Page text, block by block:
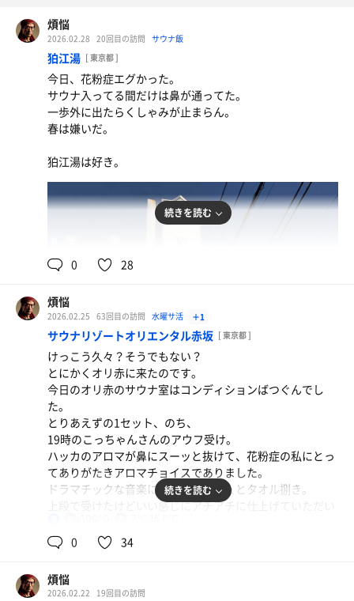
煩悩
2026.02.28 20回目の訪問 サウナ飯
狛江湯 [ 東京都 ]
今日、花粉症エグかった。
サウナ入ってる間だけは鼻が通ってた。
一歩外に出たらくしゃみが止まらん。
春は嫌いだ。
狛江湯は好き。
続きを読む
0 28
煩悩
2026.02.25 63回目の訪問 水曜サ活 ＋1
サウナリゾートオリエンタル赤坂 [ 東京都 ]
けっこう久々？そうでもない？
とにかくオリ赤に来たのです。
今日のオリ赤のサウナ室はコンディションばつぐんでし
た。
とりあえずの1セット、のち、
19時のこっちゃんさんのアウフ受け。
ハッカのアロマが鼻にスーッと抜けて、花粉症の私にとっ
てありがたきアロマチョイスでありました。
ドラマチックな音楽にのせたロウリュとタオル捌き。
上段で受けたけどいい感じにアチアチに仕上げていただい
続きを読む
0 34
煩悩
2026.02.22 19回目の訪問